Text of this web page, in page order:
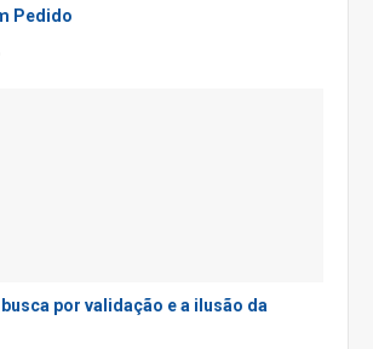
Pedido
por validação e a ilusão da